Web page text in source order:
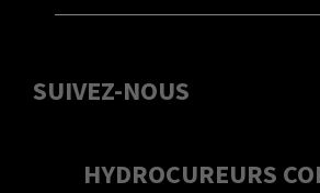
SUIVEZ-NOUS
HYDROCUREURS